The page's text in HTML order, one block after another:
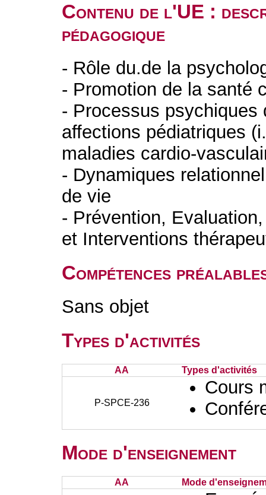
Contenu de l'UE :
pédagogique
- Rôle du.de la
- Promotion de la santé
- Processus psychiques
affections pédiatriques
maladies cardio-
- Dynamiques
de vie
- Prévention,
et Interventions
Compétences
Sans objet
Types d'activités
AA Types d'activités
P-SPCE-236
Cours
Mode d'enseignement
AA Mode